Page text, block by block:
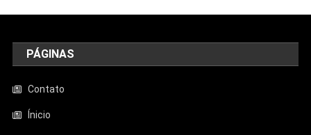
PÁGINAS
Contato
Ínicio